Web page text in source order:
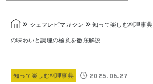
» シェフレピマガジン » 知って楽しむ料理事典
の味わいと調理の極意を徹底解説
知って楽しむ料理事典 2025.06.27